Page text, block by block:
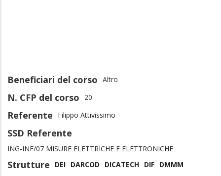
Beneficiari del corso Altro
N. CFP del corso 20
Referente Filippo Attivissimo
SSD Referente
ING-INF/07 MISURE ELETTRICHE E ELETTRONICHE
Strutture DEI DARCOD DICATECH DIF DMMM